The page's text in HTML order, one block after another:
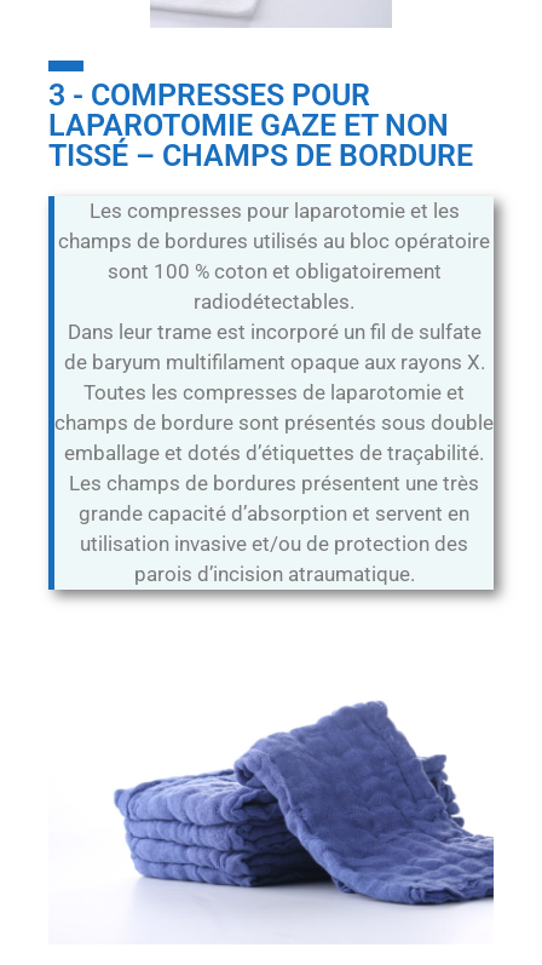
3 - COMPRESSES POUR
LAPAROTOMIE GAZE ET NON
TISSÉ – CHAMPS DE BORDURE
Les compresses pour laparotomie et les
champs de bordures utilisés au bloc opératoire
sont 100 % coton et obligatoirement
radiodétectables.
Dans leur trame est incorporé un fil de sulfate
de baryum multifilament opaque aux rayons X.
Toutes les compresses de laparotomie et
champs de bordure sont présentés sous double
emballage et dotés d’étiquettes de traçabilité.
Les champs de bordures présentent une très
grande capacité d’absorption et servent en
utilisation invasive et/ou de protection des
parois d’incision atraumatique.